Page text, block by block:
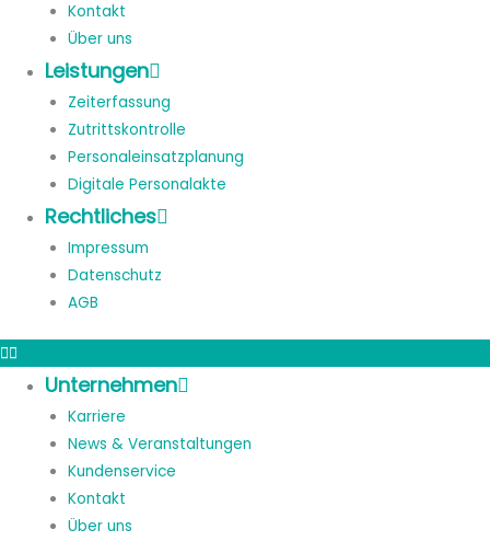
Kontakt
Über uns
Leistungen
Zeiterfassung
Zutrittskontrolle
Personaleinsatzplanung
Digitale Personalakte
Rechtliches
Impressum
Datenschutz
AGB
Unternehmen
Karriere
News & Veranstaltungen
Kundenservice
Kontakt
Über uns